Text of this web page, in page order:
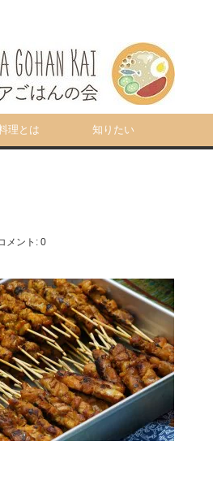
理とは 知りたい
メント: 0